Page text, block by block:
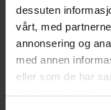
dessuten
vårt, med
annonsering og
med annen
eller som de har
tjenestene deres.
Advokat /